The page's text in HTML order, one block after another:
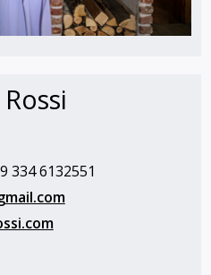
334 6132551